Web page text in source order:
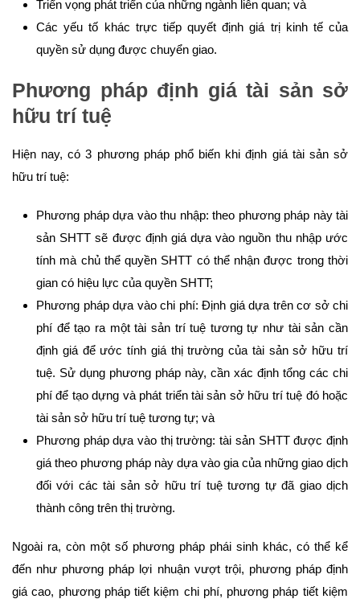
Triển vọng phát triển của những ngành liên quan; và
Các yếu tố khác trực tiếp quyết định giá trị kinh tế của
quyền sử dụng được chuyển giao.
Phương pháp định giá tài sản sở
hữu trí tuệ
Hiện nay, có 3 phương pháp phổ biến khi định giá tài sản sở
hữu trí tuệ:
Phương pháp dựa vào thu nhập: theo phương pháp này tài
sản SHTT sẽ được định giá dựa vào nguồn thu nhập ước
tính mà chủ thể quyền SHTT có thể nhận được trong thời
gian có hiệu lực của quyền SHTT;
Phương pháp dựa vào chi phí: Định giá dựa trên cơ sở chi
phí để tạo ra một tài sản trí tuệ tương tự như tài sản cần
định giá để ước tính giá thị trường của tài sản sở hữu trí
tuệ. Sử dụng phương pháp này, cần xác định tổng các chi
phí để tạo dựng và phát triển tài sản sở hữu trí tuệ đó hoặc
tài sản sở hữu trí tuệ tương tự; và
Phương pháp dựa vào thị trường: tài sản SHTT được định
giá theo phương pháp này dựa vào gia của những giao dịch
đối với các tài sản sở hữu trí tuệ tương tự đã giao dịch
thành công trên thị trường.
Ngoài ra, còn một số phương pháp phái sinh khác, có thể kể
đến như phương pháp lợi nhuận vượt trội, phương pháp định
giá cao, phương pháp tiết kiệm chi phí, phương pháp tiết kiệm